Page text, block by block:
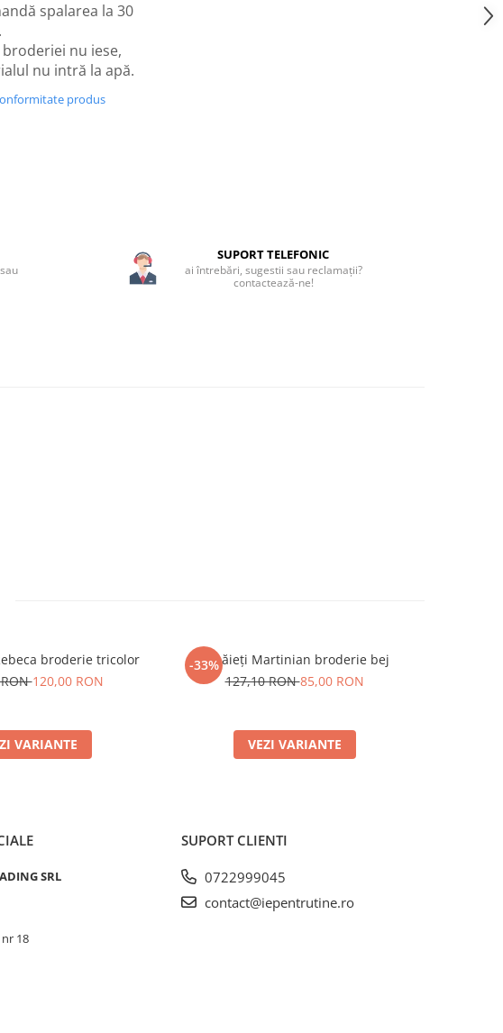
spalarea la 30
nu iese,
nu intră la apă.
produs
SUPORT TELEFONIC
ai întrebări, sugestii sau reclamații?
contactează-ne!
broderie tricolor
120,00 RON
VARIANTE
-33%
Ie băieți Martinian broderie bej
127,10 RON85,00 RON
VEZI VARIANTE
SRL
18
SUPORT CLIENTI
0722999045
contact@iepentrutine.ro